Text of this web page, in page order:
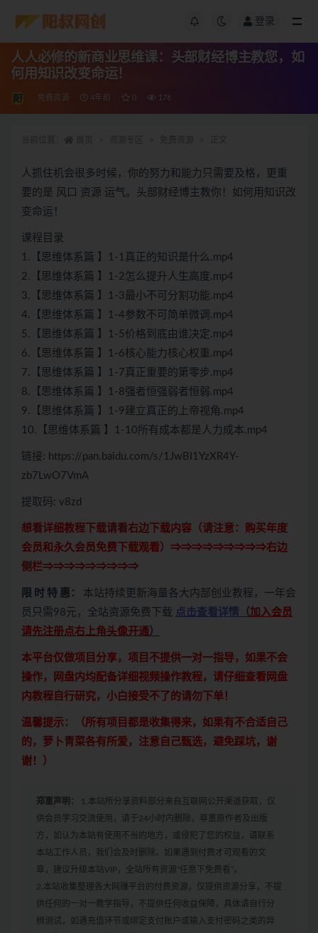
登录
人人必修的新商业思维课：头部财经博主教您，如
何用知识改变命运！
免费资源 4年前 0 176
人抓住机会很多时候，你的努力和能力只需要及格，更重
要的是 风口 资源 运气。头部财经博主教你！如何用知识改
变命运！
课程目录
1.【思维体系篇 】1-1真正的知识是什么.mp4
2.【思维体系篇 】1-2怎么提升人生高度.mp4
3.【思维体系篇 】1-3最小不可分割功能.mp4
4.【思维体系篇 】1-4参数不可简单微调.mp4
5.【思维体系篇 】1-5价格到底由谁决定.mp4
6.【思维体系篇 】1-6核心能力核心权重.mp4
7.【思维体系篇 】1-7真正重要的第零步.mp4
8.【思维体系篇 】1-8强者恒强弱者恒弱.mp4
9.【思维体系篇 】1-9建立真正的上帝视角.mp4
10.【思维体系篇 】1-10所有成本都是人力成本.mp4
链接: https://pan.baidu.com/s/1JwBI1YzXR4Y-
zb7LwO7VmA
提取码: v8zd
想看详细教程下载请看右边下载内容（请注意： 购买年度
会员和永久会员免费下载观看）⇒⇒⇒⇒⇒⇒⇒⇒⇒右边
侧栏⇒⇒⇒⇒⇒⇒⇒⇒⇒
限 时 特 惠： 本站持续更新海量各大内部创业教程，一年会
员只需98元，全站资源免费下载 点击查看详情 （加入会员
请先注册点右上角头像开通）
本平台仅做项目分享，项目不提供一对一指导，如果不会
操作，网盘内均配备详细视频操作教程，请仔细查看网盘
内教程自行研究，小白接受不了的请勿下单！
温馨提示：（所有项目都是收集得来，如果有不合适自己
的，萝卜青菜各有所爱，注意自己甄选，避免踩坑，谢
谢！）
郑重声明：
1.本站所分享资料部分来自互联网公开渠道获取，仅
供会员学习交流使用，请于24小时内删除，尊重原作者及出版
方，如认为本站有使用不当的地方，或侵犯了您的权益，请联系
本站工作人员，我们会及时删除。如果遇到付费才可观看的文
章，建议升级本站VIP，全站所有资源“任意下免费看”。
2.本站收集整理各大网赚平台的付费资源，仅提供资源分享，不提
供任何的一对一教学指导，不提供任何收益保障，具体请自行分
辨测试，如遇充值环节或绑定支付账户或输入支付密码之类的异